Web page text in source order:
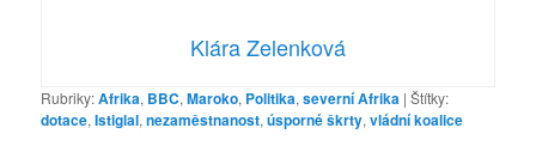
Klára Zelenková
Rubriky:Afrika, BBC,Maroko, Politika,severní Afrika |Štítky:
dotace,Istiglal,nezaměstnanost,úsporné škrty,vládní koalice